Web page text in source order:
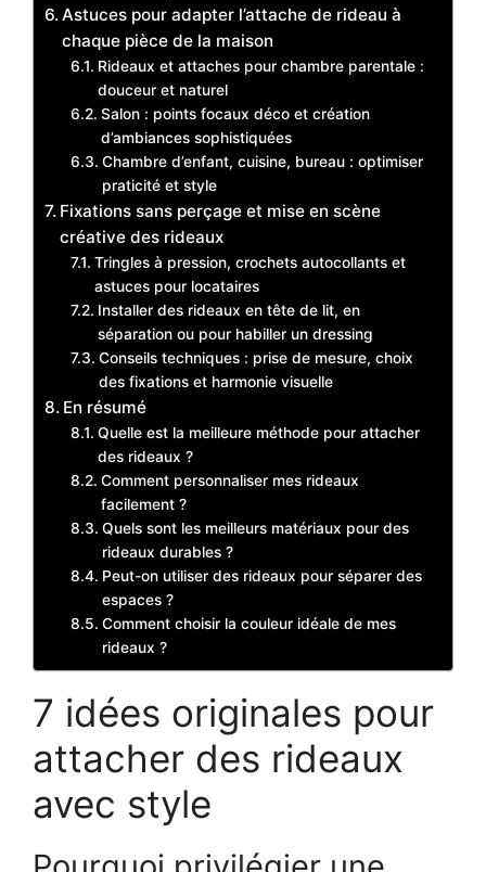
Astuces pour adapter l’attache de rideau à
chaque pièce de la maison
Rideaux et attaches pour chambre parentale :
douceur et naturel
Salon : points focaux déco et création
d’ambiances sophistiquées
Chambre d’enfant, cuisine, bureau : optimiser
praticité et style
Fixations sans perçage et mise en scène
créative des rideaux
Tringles à pression, crochets autocollants et
astuces pour locataires
Installer des rideaux en tête de lit, en
séparation ou pour habiller un dressing
Conseils techniques : prise de mesure, choix
des fixations et harmonie visuelle
En résumé
Quelle est la meilleure méthode pour attacher
des rideaux ?
Comment personnaliser mes rideaux
facilement ?
Quels sont les meilleurs matériaux pour des
rideaux durables ?
Peut-on utiliser des rideaux pour séparer des
espaces ?
Comment choisir la couleur idéale de mes
rideaux ?
7 idées originales pour
attacher des rideaux
avec style